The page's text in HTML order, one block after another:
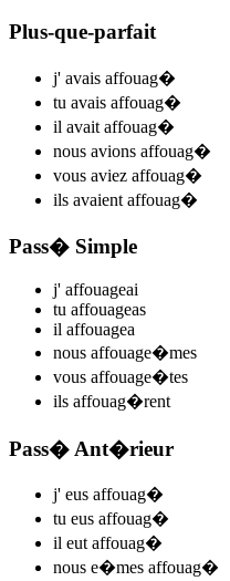
Plus-que-parfait
j' avais affouag�
tu avais affouag�
il avait affouag�
nous avions affouag�
vous aviez affouag�
ils avaient affouag�
Pass� Simple
j' affouageai
tu affouageas
il affouagea
nous affouage�mes
vous affouage�tes
ils affouag�rent
Pass� Ant�rieur
j' eus affouag�
tu eus affouag�
il eut affouag�
nous e�mes affouag�